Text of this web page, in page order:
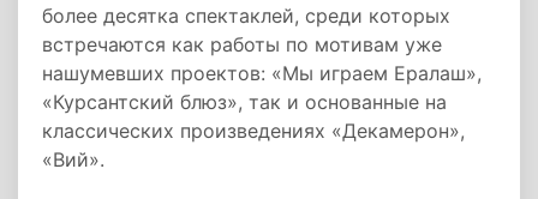
более десятка спектаклей, среди которых
встречаются как работы по мотивам уже
нашумевших проектов: «Мы играем Ералаш»,
«Курсантский блюз», так и основанные на
классических произведениях «Декамерон»,
«Вий».